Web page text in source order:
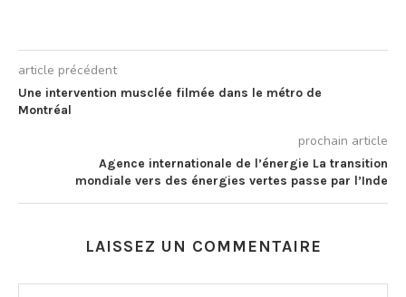
article précédent
Une intervention musclée filmée dans le métro de
Montréal
prochain article
Agence internationale de l’énergie La transition
mondiale vers des énergies vertes passe par l’Inde
LAISSEZ UN COMMENTAIRE